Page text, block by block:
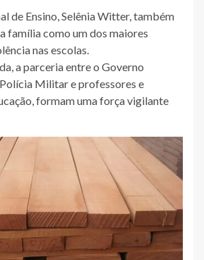
de Ensino, Selênia Witter, também
família como um dos maiores
nas escolas.
a parceria entre o Governo
Militar e professores e
formam uma força vigilante